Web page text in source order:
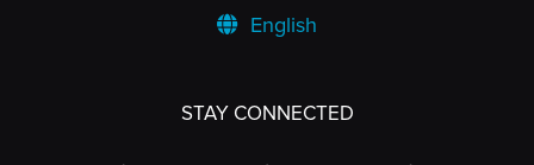
English
STAY CONNECTED